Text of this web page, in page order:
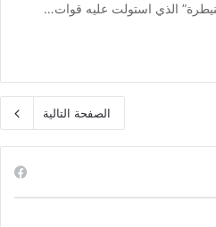
الذي استولت عليه قوات…
الصفحة التالية